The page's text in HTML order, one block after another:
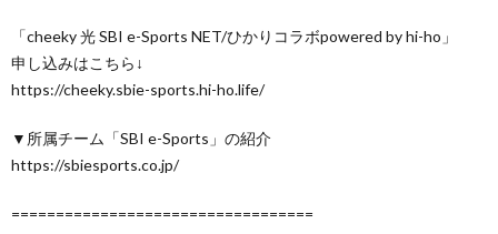
「cheeky 光 SBI e-Sports NET/ひかりコラボpowered by hi-ho」
申し込みはこちら↓
https://cheeky.sbie-sports.hi-ho.life/
▼所属チーム「SBI e-Sports」の紹介
https://sbiesports.co.jp/
==================================